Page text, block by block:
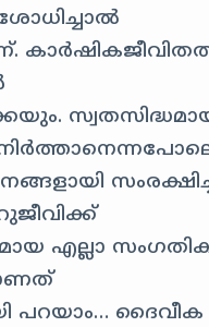
എല്ലാ
പറയാം… ദൈവീക